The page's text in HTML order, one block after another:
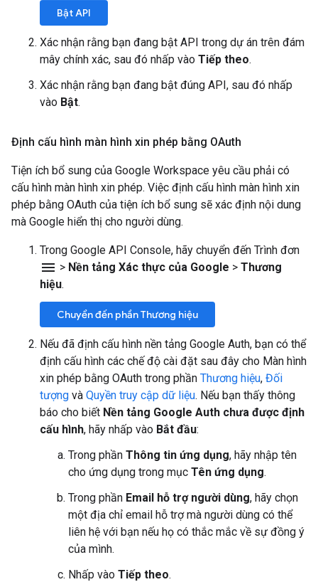
Bật API
Xác nhận rằng bạn đang bật API trong dự án trên đám
mây chính xác, sau đó nhấp vào Tiếp theo.
Xác nhận rằng bạn đang bật đúng API, sau đó nhấp
vào Bật.
Định cấu hình màn hình xin phép bằng OAuth
Tiện ích bổ sung của Google Workspace yêu cầu phải có
cấu hình màn hình xin phép. Việc định cấu hình màn hình xin
phép bằng OAuth của tiện ích bổ sung sẽ xác định nội dung
mà Google hiển thị cho người dùng.
Trong Google API Console, hãy chuyển đến Trình đơn
menu > Nền tảng Xác thực của Google > Thương
hiệu.
Chuyển đến phần Thương hiệu
Nếu đã định cấu hình nền tảng Google Auth, bạn có thể
định cấu hình các chế độ cài đặt sau đây cho Màn hình
xin phép bằng OAuth trong phần Thương hiệu, Đối
tượng và Quyền truy cập dữ liệu. Nếu bạn thấy thông
báo cho biết Nền tảng Google Auth chưa được định
cấu hình, hãy nhấp vào Bắt đầu:
Trong phần Thông tin ứng dụng, hãy nhập tên
cho ứng dụng trong mục Tên ứng dụng.
Trong phần Email hỗ trợ người dùng, hãy chọn
một địa chỉ email hỗ trợ mà người dùng có thể
liên hệ với bạn nếu họ có thắc mắc về sự đồng ý
của mình.
Nhấp vào Tiếp theo.